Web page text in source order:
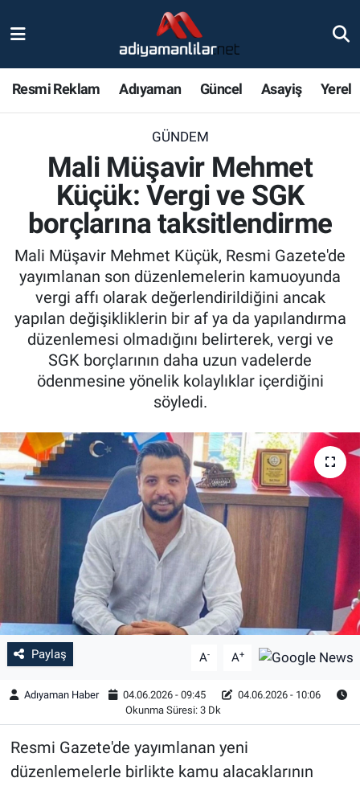
Resmi Reklam Adıyaman Güncel Asayiş Yerel
GÜNDEM
Mali Müşavir Mehmet
Küçük: Vergi ve SGK
borçlarına taksitlendirme
Mali Müşavir Mehmet Küçük, Resmi Gazete'de
yayımlanan son düzenlemelerin kamuoyunda
vergi affı olarak değerlendirildiğini ancak
yapılan değişikliklerin bir af ya da yapılandırma
düzenlemesi olmadığını belirterek, vergi ve
SGK borçlarının daha uzun vadelerde
ödenmesine yönelik kolaylıklar içerdiğini
söyledi.
Paylaş A- A+
Adıyaman Haber 04.06.2026 - 09:45
04.06.2026 - 10:06
Okunma Süresi: 3 Dk
Resmi Gazete'de yayımlanan yeni
düzenlemelerle birlikte kamu alacaklarının
Magazin
Bölge Haberleri
Gündem
Asayiş
Sağlık
Özel Haber
Kültür Sanat
Eğitim
Ekonomi
Yaşam
Çevre
BİLİM VE TEKNOLOJİ
Nöbetçi Eczaneler
Adiyaman Namaz Vakitleri
Trafik Durumu
Süper Lig Puan Durumu ve Fikstür
Tüm Manşetler
Son Dakika Haberleri
Haber Arşivi